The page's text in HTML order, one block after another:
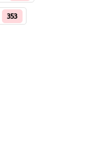
353